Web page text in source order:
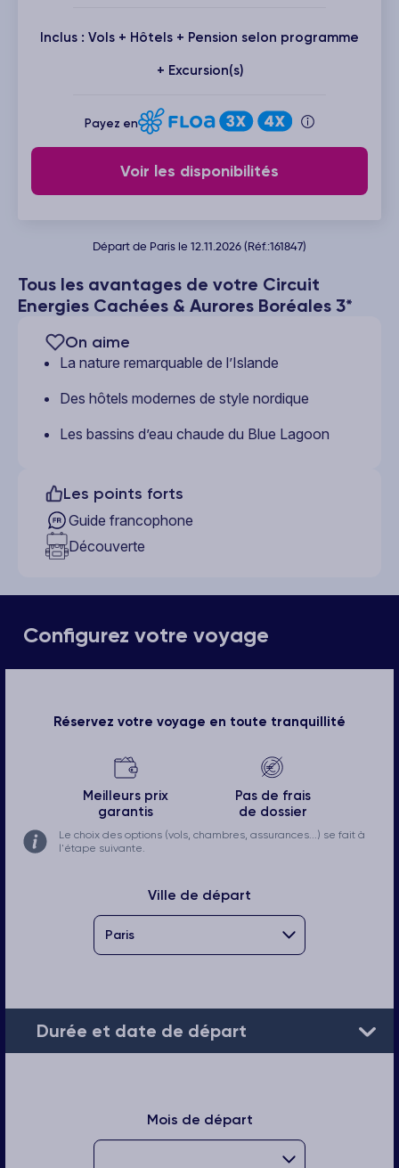
Tous les avantages de votre Circuit
Energies Cachées & Aurores Boréales 3*
On aime
La nature remarquable de l’Islande
Des hôtels modernes de style nordique
Les bassins d’eau chaude du Blue Lagoon
Les points forts
Guide francophone
Découverte
Inclus : Vols + Hôtels + Pension selon programme
+ Excursion(s)
Payez en
Voir les disponibilités
Départ de Paris le 12.11.2026 (Réf.:161847)
Configurez votre voyage
Réservez votre voyage en toute tranquillité
Meilleurs prix
garantis
Pas de frais
de dossier
Le choix des options (vols, chambres, assurances...) se fait à
l'étape suivante.
Ville de départ
Durée et date de départ
Mois de départ